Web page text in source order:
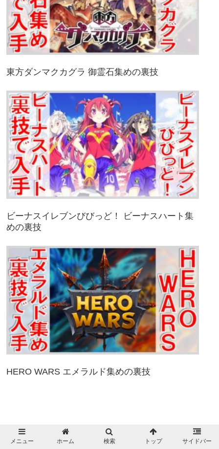
東方ダンマクカグラ 御霊石集めの裏技
ビーナスイレブンびびっど！ ビーナスハート集
めの裏技
HERO WARS エメラルド集めの裏技
メニュー ホーム 検索 トップ サイドバー